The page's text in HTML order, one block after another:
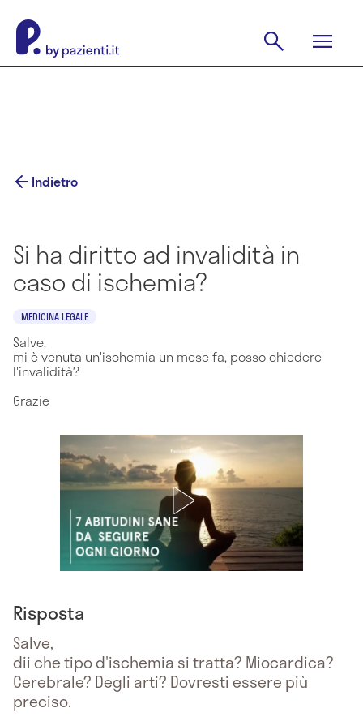
Indietro
Si ha diritto ad invalidità in
caso di ischemia?
MEDICINA LEGALE
Salve,
mi è venuta un'ischemia un mese fa, posso chiedere
l'invalidità?
Grazie
Risposta
Salve,
dii che tipo d'ischemia si tratta? Miocardica?
Cerebrale? Degli arti? Dovresti essere più
preciso.